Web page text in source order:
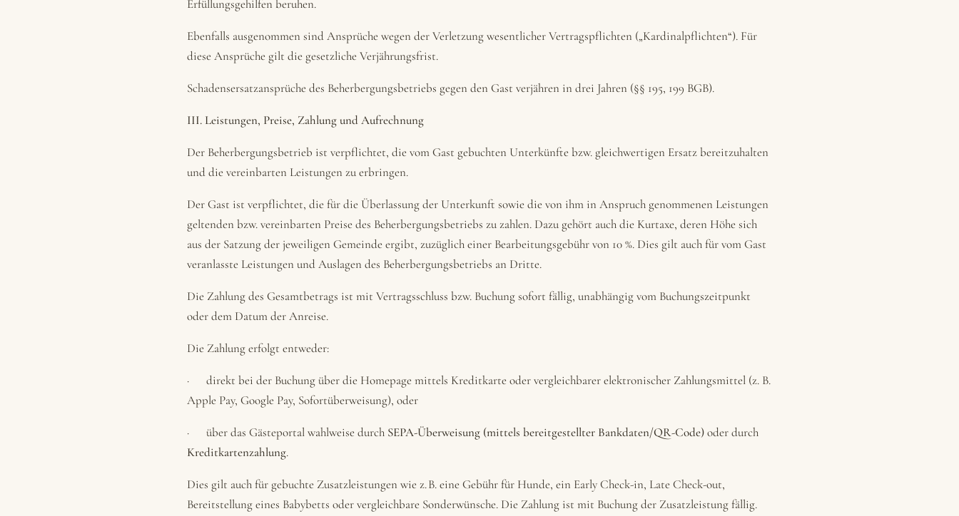
Erfüllungsgehilfen beruhen.
Ebenfalls ausgenommen sind Ansprüche wegen der Verletzung wesentlicher Vertragspflichten („Kardinalpflichten“). Für
diese Ansprüche gilt die gesetzliche Verjährungsfrist.
Schadensersatzansprüche des Beherbergungsbetriebs gegen den Gast verjähren in drei Jahren (§§ 195, 199 BGB).
III. Leistungen, Preise, Zahlung und Aufrechnung
Der Beherbergungsbetrieb ist verpflichtet, die vom Gast gebuchten Unterkünfte bzw. gleichwertigen Ersatz bereitzuhalten
und die vereinbarten Leistungen zu erbringen.
Der Gast ist verpflichtet, die für die Überlassung der Unterkunft sowie die von ihm in Anspruch genommenen Leistungen
geltenden bzw. vereinbarten Preise des Beherbergungsbetriebs zu zahlen. Dazu gehört auch die Kurtaxe, deren Höhe sich
aus der Satzung der jeweiligen Gemeinde ergibt, zuzüglich einer Bearbeitungsgebühr von 10 %. Dies gilt auch für vom Gast
veranlasste Leistungen und Auslagen des Beherbergungsbetriebs an Dritte.
Die Zahlung des Gesamtbetrags ist mit Vertragsschluss bzw. Buchung sofort fällig, unabhängig vom Buchungszeitpunkt
oder dem Datum der Anreise.
Die Zahlung erfolgt entweder:
· direkt bei der Buchung über die Homepage mittels Kreditkarte oder vergleichbarer elektronischer Zahlungsmittel (z. B.
Apple Pay, Google Pay, Sofortüberweisung), oder
· über das Gästeportal wahlweise durch SEPA-Überweisung (mittels bereitgestellter Bankdaten/QR-Code)oder durch
Kreditkartenzahlung.
Dies gilt auch für gebuchte Zusatzleistungen wie z. B. eine Gebühr für Hunde, ein Early Check-in, Late Check-out,
Bereitstellung eines Babybetts oder vergleichbare Sonderwünsche. Die Zahlung ist mit Buchung der Zusatzleistung fällig.